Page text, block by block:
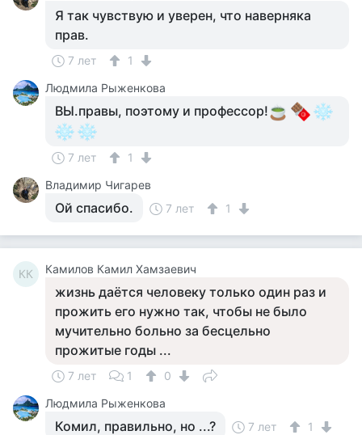
Я так чувствую и уверен, что наверняка
прав.
7 лет
1
Людмила Рыженкова
ВЫ.правы, поэтому и профессор!
7 лет
1
Владимир Чигарев
Ой спасибо. 7 лет 1
КК Камилов Камил Хамзаевич
жизнь даётся человеку только один раз и
прожить его нужно так, чтобы не было
мучительно больно за бесцельно
прожитые годы ...
7 лет 1
0
Людмила Рыженкова
Комил, правильно, но ...? 7 лет 1